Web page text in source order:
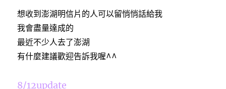
想收到澎湖明信片的人可以留悄悄話給我
我會盡量達成的
最近不少人去了澎湖
有什麼建議歡迎告訴我喔^^
8/12update